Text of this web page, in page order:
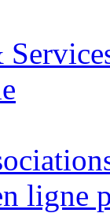
ligne